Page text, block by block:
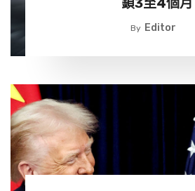
鎖3至4個月
By Editor